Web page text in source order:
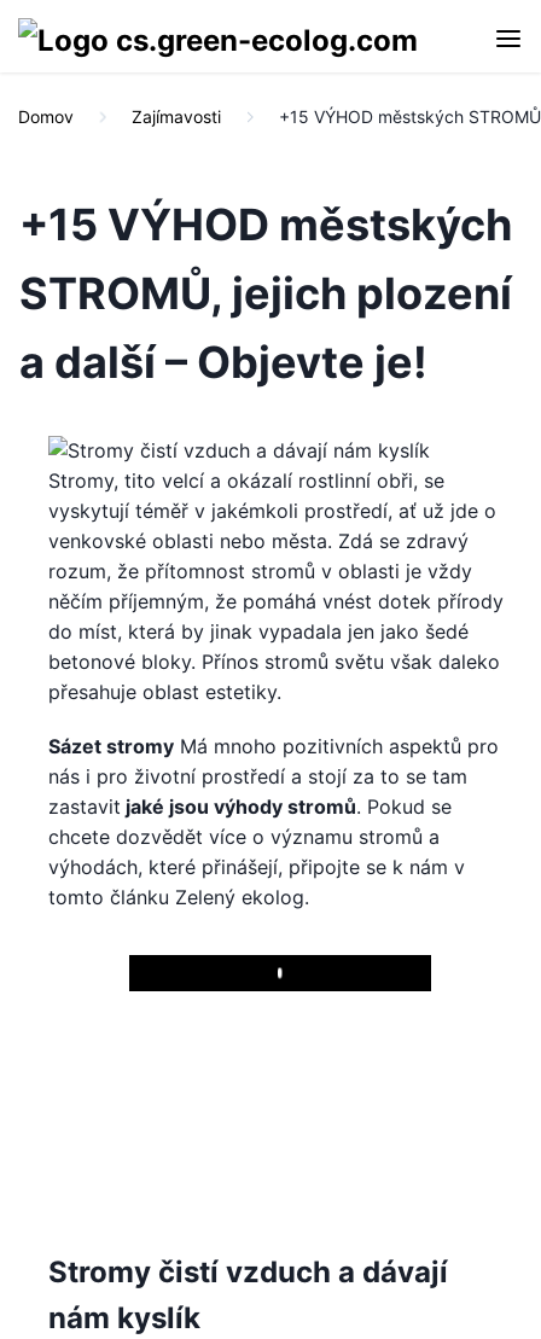
Domov Zajímavosti +15 VÝHOD městských
+15 VÝHOD městských
STROMŮ, jejich plození
a další – Objevte je!
Stromy, tito velcí a okázalí rostlinní obři, se
vyskytují téměř v jakémkoli prostředí, ať už jde o
venkovské oblasti nebo města. Zdá se zdravý
rozum, že přítomnost stromů v oblasti je vždy
něčím příjemným, že pomáhá vnést dotek přírody
do míst, která by jinak vypadala jen jako šedé
betonové bloky. Přínos stromů světu však daleko
přesahuje oblast estetiky.
Sázet stromy Má mnoho pozitivních aspektů pro
nás i pro životní prostředí a stojí za to se tam
zastavit jaké jsou výhody stromů. Pokud se
chcete dozvědět více o významu stromů a
výhodách, které přinášejí, připojte se k nám v
tomto článku Zelený ekolog.
Play
Stromy čistí vzduch a dávají
nám kyslík